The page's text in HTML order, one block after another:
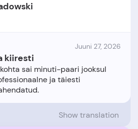
Juuni 27, 2026
kiiresti
sai minuti-paari jooksul
ja täiesti
Show translation